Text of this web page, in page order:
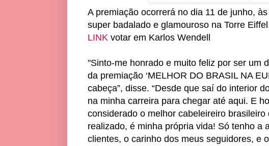
A premiação ocorrerá no dia 11 de junho,
super badalado e glamouroso na Torre
LINK votar em Karlos Wendell
"Sinto-me honrado e muito feliz por ser um
da premiação ‘MELHOR DO BRASIL NA
cabeça”, disse. “Desde que saí do interior
na minha carreira para chegar até aqui. E
considerado o melhor cabeleireiro
realizado, é minha própria vida! Só tenho a
clientes, o carinho dos meus seguidores, e